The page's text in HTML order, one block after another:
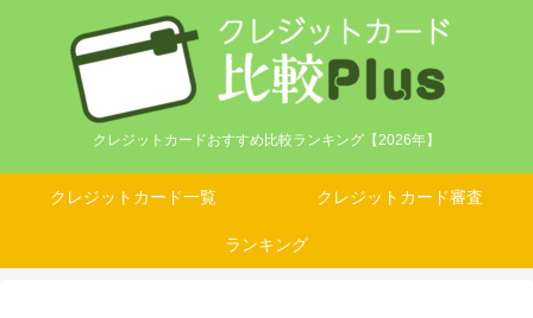
クレジットカードおすすめ比較ランキング【2026年】
クレジットカード一覧 クレジットカード審査
ランキング